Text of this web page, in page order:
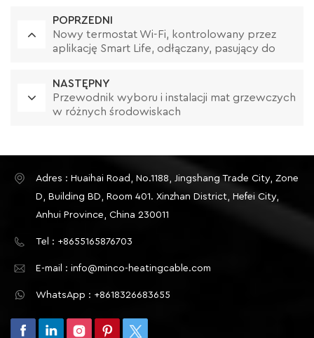
POPRZEDNI
Nowy termostat Wi-Fi, kontrolowany przez
aplikację Smart Life, odłączany, pasujący do
NASTĘPNY
Przewodnik wyboru i instalacji mat grzewczych
w różnych środowiskach
Adres : Huaihai Road, No.1188, Jingshang Trade City, Zone
D, Building BD, Room 401. Xinzhan District, Hefei City,
Anhui Province, China 230011
Tel : +8655165876703
E-mail : info@minco-heatingcable.com
WhatsApp : +8618326683655